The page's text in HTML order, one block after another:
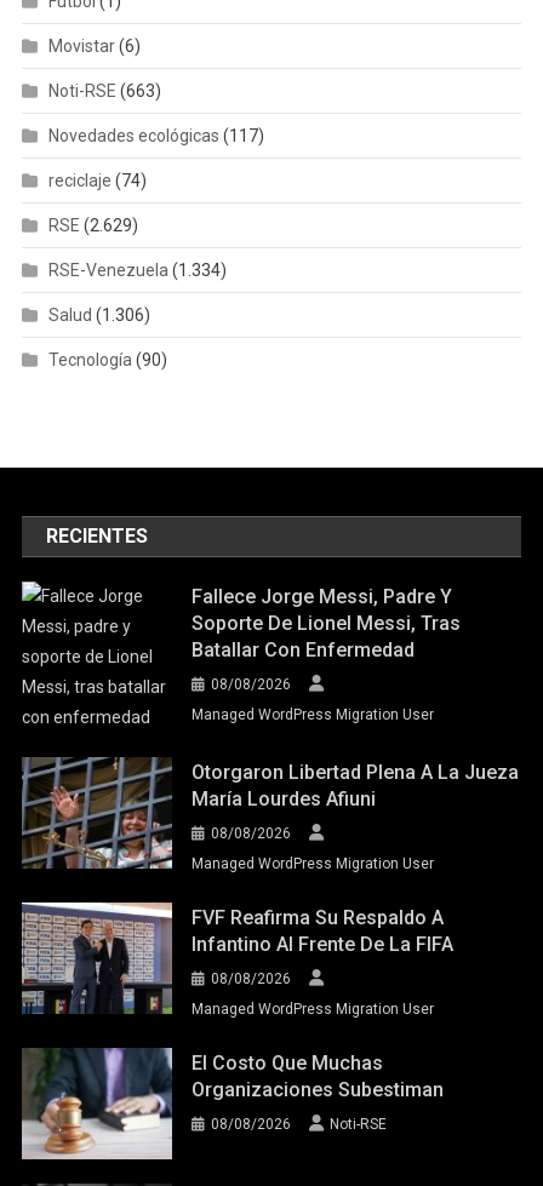
Movistar(6)
Noti-RSE (663)
Novedades ecológicas (117)
reciclaje (74)
RSE (2.629)
RSE-Venezuela (1.334)
Salud (1.306)
Tecnología (90)
RECIENTES
Fallece Jorge Messi, Padre Y
Soporte De Lionel Messi, Tras
Batallar Con Enfermedad
08/08/2026
Managed WordPress Migration User
Otorgaron Libertad Plena A La Jueza
María Lourdes Afiuni
08/08/2026
Managed WordPress Migration User
FVF Reafirma Su Respaldo A
Infantino Al Frente De La FIFA
08/08/2026
Managed WordPress Migration User
El Costo Que Muchas
Organizaciones Subestiman
08/08/2026 Noti-RSE